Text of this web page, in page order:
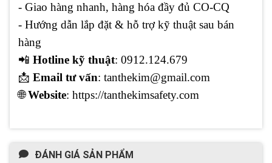
- Giao hàng nhanh, hàng hóa đầy đủ CO-CQ
- Hướng dẫn lắp đặt & hỗ trợ kỹ thuật sau bán
hàng
📲 Hotline kỹ thuật: 0912.124.679
📩 Email tư vấn: tanthekim@gmail.com
🌐Website: https://tanthekimsafety.com
ĐÁNH GIÁ SẢN PHẨM